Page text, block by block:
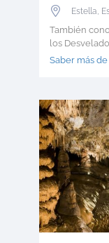
Estella,
También
los
Saber más